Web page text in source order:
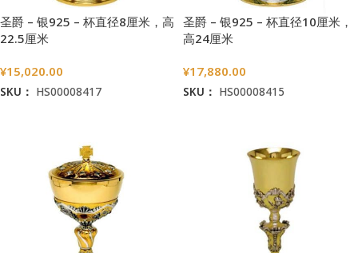
圣爵 – 银925 – 杯直径8厘米，高
22.5厘米
¥15,020.00
SKU： HS00008417
圣爵 – 银925 – 杯直径10厘米，
高24厘米
¥17,880.00
SKU： HS00008415